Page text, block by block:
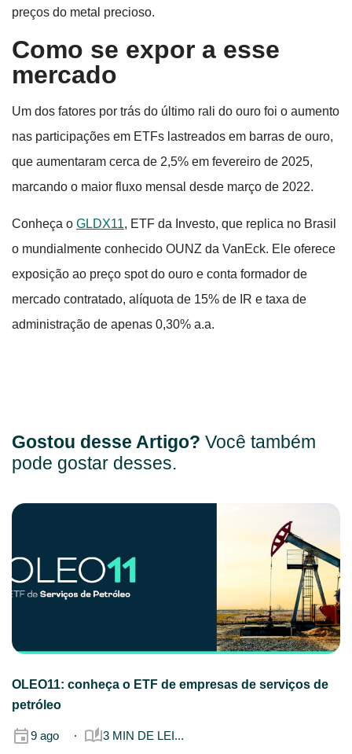
preços do metal precioso.
Como se expor a esse
mercado
Um dos fatores por trás do último rali do ouro foi o aumento
nas participações em ETFs lastreados em barras de ouro,
que aumentaram cerca de 2,5% em fevereiro de 2025,
marcando o maior fluxo mensal desde março de 2022.
Conheça o GLDX11, ETF da Investo, que replica no Brasil
o mundialmente conhecido OUNZ da VanEck. Ele oferece
exposição ao preço spot do ouro e conta formador de
mercado contratado, alíquota de 15% de IR e taxa de
administração de apenas 0,30% a.a.
Gostou desse Artigo? Você também
pode gostar desses.
OLEO11: conheça o ETF de empresas de serviços de
petróleo
9 ago 3 MIN DE LEI...